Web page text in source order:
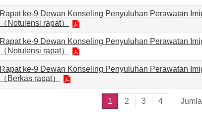
Rapat ke-9 Dewan Konseling Penyuluhan Perawatan
（Notulensi rapat）
Rapat ke-9 Dewan Konseling Penyuluhan Perawatan
（Notulensi rapat）
Rapat ke-9 Dewan Konseling Penyuluhan Perawatan
（Berkas rapat）
1 2 3 4